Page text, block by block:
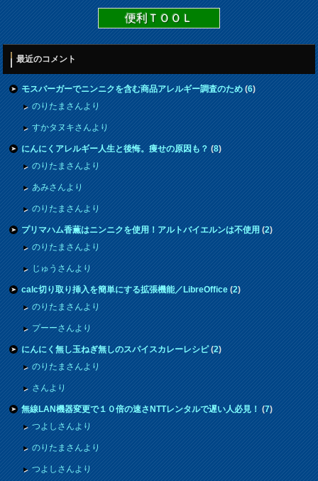
便利ＴＯＯＬ
最近のコメント
モスバーガーでニンニクを含む商品アレルギー調査のため(6)
のりたまさんより
すかタヌキさんより
にんにくアレルギー人生と後悔。痩せの原因も？(8)
のりたまさんより
あみさんより
のりたまさんより
プリマハム香薫はニンニクを使用！アルトバイエルンは不使用(2)
のりたまさんより
じゅうさんより
calc切り取り挿入を簡単にする拡張機能／LibreOffice(2)
のりたまさんより
プーーさんより
にんにく無し玉ねぎ無しのスパイスカレーレシピ(2)
のりたまさんより
さんより
無線LAN機器変更で１０倍の速さNTTレンタルで遅い人必見！(7)
つよしさんより
のりたまさんより
つよしさんより